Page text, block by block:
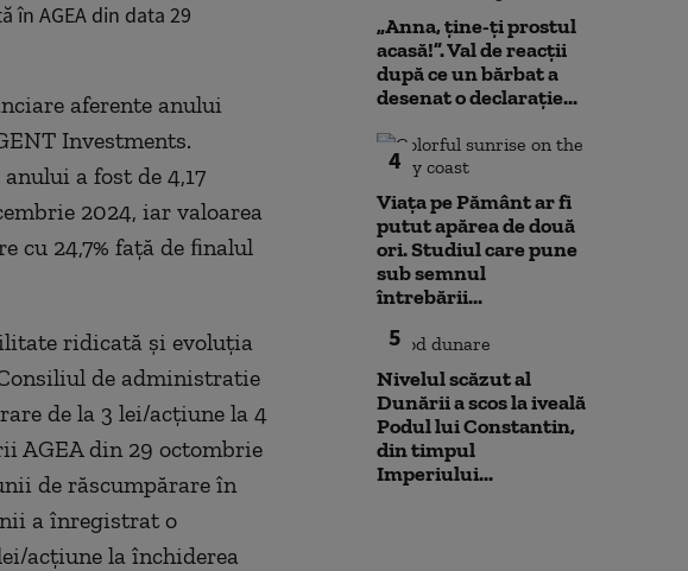
AGEA din data 29
aferente anului
Investments.
a fost de 4,17
2024, iar valoarea
cu 24,7% față de ﬁnalul
ridicată și evoluția
de administratie
de la 3 lei/acțiune la 4
AGEA din 29 octombrie
de răscumpărare în
a înregistrat o
acțiune la închiderea
„Anna, ţine-ţi prostul
acasă!”. Val de reacții
după ce un bărbat a
desenat o declarație...
4
Viața pe Pământ ar fi
putut apărea de două
ori. Studiul care pune
sub semnul
întrebării...
5
Nivelul scăzut al
Dunării a scos la iveală
Podul lui Constantin,
din timpul
Imperiului...